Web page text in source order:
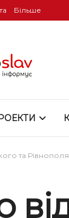
Більше
та